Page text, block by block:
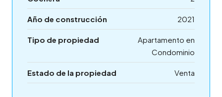
Año de construcción 2021
Tipo de propiedad
Apartamento en
Condominio
Estado de la propiedad Venta